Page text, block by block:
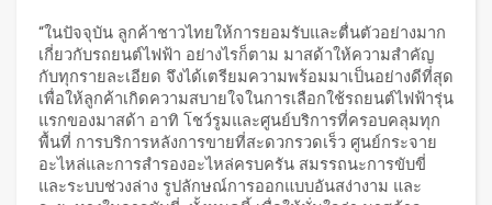
“ในปัจจุบัน ลูกค้าชาวไทยให้การยอมรับและตื่นตัวอย่างมาก
เกี่ยวกับรถยนต์ไฟฟ้า อย่างไรก็ตาม มาสด้าให้ความสำคัญ
กับทุกรายละเอียด จึงได้เตรียมความพร้อมมาเป็นอย่างดีที่สุด
เพื่อให้ลูกค้าเกิดความสบายใจในการเลือกใช้รถยนต์ไฟฟ้ารุ่น
แรกของมาสด้า อาทิ โชว์รูมและศูนย์บริการที่ครอบคลุมทุก
พื้นที่ การบริการหลังการขายที่สะดวกรวดเร็ว ศูนย์กระจาย
อะไหล่และการสำรองอะไหล่ครบครัน สมรรถนะการขับขี่
และระบบช่วงล่าง รูปลักษณ์การออกแบบอันสง่างาม และ